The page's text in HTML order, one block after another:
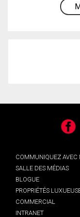
COMMUNIQUEZ AVEC
SALLE DES MÉDIAS
BLOGUE
PROPRIÉTÉS
COMMERCIAL
INTRANET